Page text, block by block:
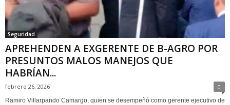
Seguridad
APREHENDEN A EXGERENTE DE B-AGRO POR
PRESUNTOS MALOS MANEJOS QUE
HABRÍAN...
febrero 26, 2026 0
Ramiro Villarpando Camargo, quien se desempeñó como gerente ejecutivo de